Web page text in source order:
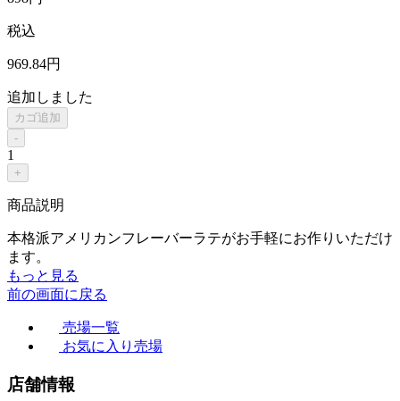
税込
969.84円
追加しました
カゴ追加
-
1
+
商品説明
本格派アメリカンフレーバーラテがお手軽にお作りいただけ
ます。
もっと見る
前の画面に戻る
売場一覧
お気に入り売場
店舗情報